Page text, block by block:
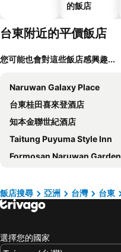
的飯店
台東附近的平價飯店
您可能也會對這些飯店感興趣...
Naruwan Galaxy Place
台東桂田喜來登酒店
知本金聯世紀酒店
Taitung Puyuma Style Inn
Formosan Naruwan Garden Hotel
Taitung Rich Hotel
Hotel Cham Cham Taitung Caesar Park Hotels & Resort
凱旋星光酒店
飯店搜尋 亞洲 台灣 台東
選擇您的國家